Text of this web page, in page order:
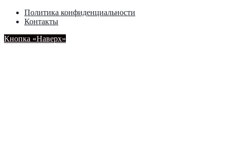
Политика конфиденциальности
Контакты
Кнопка «Наверх»